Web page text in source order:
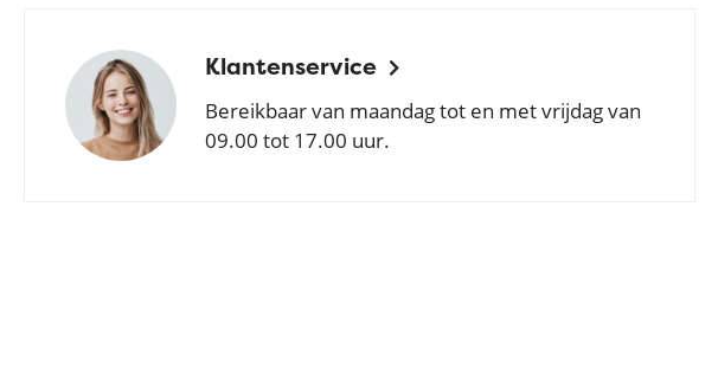
Klantenservice
Bereikbaar van maandag tot en met vrijdag van
09.00 tot 17.00 uur.